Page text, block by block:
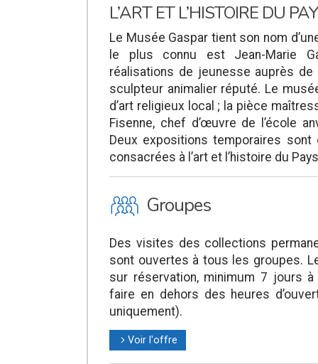
L’ART ET L’HISTOIRE DU
Le Musée Gaspar tient son nom
le plus connu est Jean-Marie
réalisations de jeunesse auprès de
sculpteur animalier réputé. Le
d’art religieux local ; la pièce
Fisenne, chef d’œuvre de l’école
Deux expositions temporaires
consacrées à l’art et l’histoire du Pays
O Groupes
Des visites des collections
sont ouvertes à tous les groupes.
sur réservation, minimum 7 jours à
faire en dehors des heures
uniquement).
l Voir l'offre